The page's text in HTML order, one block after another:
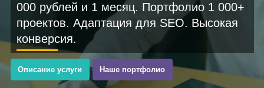
000 рублей и 1 месяц. Портфолио 1 000+
проектов. Адаптация для SEO. Высокая
конверсия.
Описание услуги Наше портфолио